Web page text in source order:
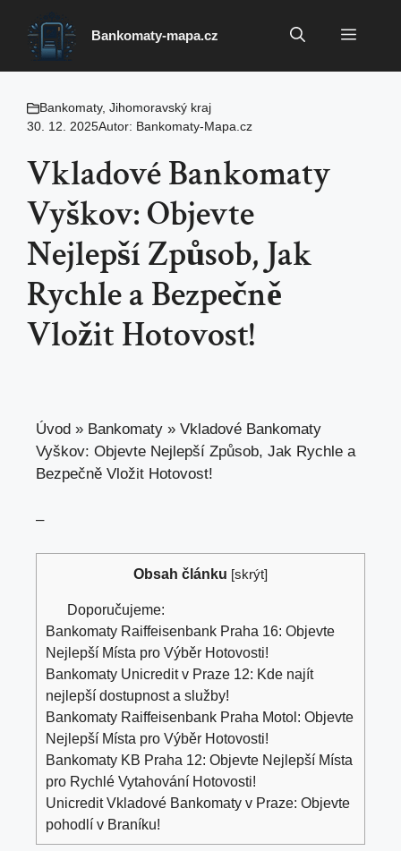
obsah
Bankomaty-mapa.cz Menu
Bankomaty, Jihomoravský kraj
30. 12. 2025Autor: Bankomaty-Mapa.cz
Vkladové Bankomaty
Vyškov: Objevte
Nejlepší Způsob, Jak
Rychle a Bezpečně
Vložit Hotovost!
Úvod » Bankomaty » Vkladové Bankomaty
Vyškov: Objevte Nejlepší Způsob, Jak Rychle a
Bezpečně Vložit Hotovost!
–
Obsah článku [skrýt]
Doporučujeme:
Bankomaty Raiffeisenbank Praha 16: Objevte
Nejlepší Místa pro Výběr Hotovosti!
Bankomaty Unicredit v Praze 12: Kde najít
nejlepší dostupnost a služby!
Bankomaty Raiffeisenbank Praha Motol: Objevte
Nejlepší Místa pro Výběr Hotovosti!
Bankomaty KB Praha 12: Objevte Nejlepší Místa
pro Rychlé Vytahování Hotovosti!
Unicredit Vkladové Bankomaty v Praze: Objevte
pohodlí v Braníku!